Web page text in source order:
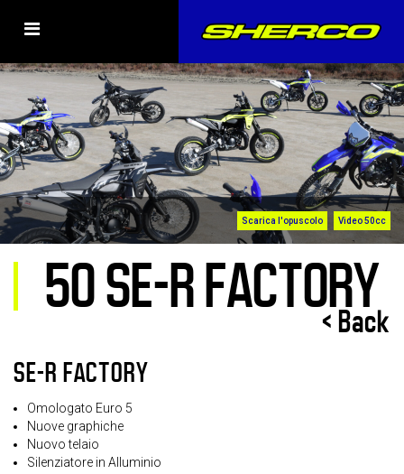
Scarica l'opuscolo Video 50cc
50 SE-R FACTORY
< Back
SE-R FACTORY
Omologato Euro 5
Nuove graphiche
Nuovo telaio
Silenziatore in Alluminio